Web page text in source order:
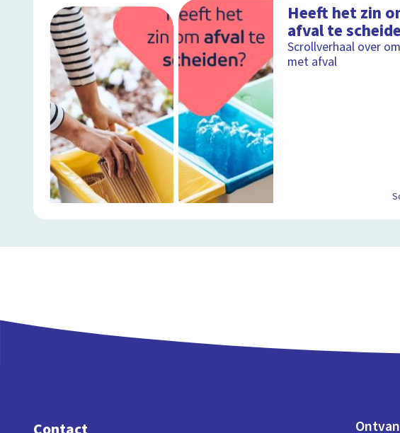
Heeft het zin
afval te
Scrollverhaal over
met afval